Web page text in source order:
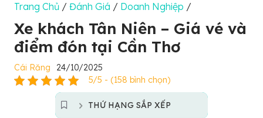
Trang Chủ / Đánh Giá / Doanh Nghiệp /
Xe khách Tân Niên – Giá vé và
điểm đón tại Cần Thơ
Cái Răng
24/10/2025
5/5 - (158 bình chọn)
THỨ HẠNG SẮP XẾP